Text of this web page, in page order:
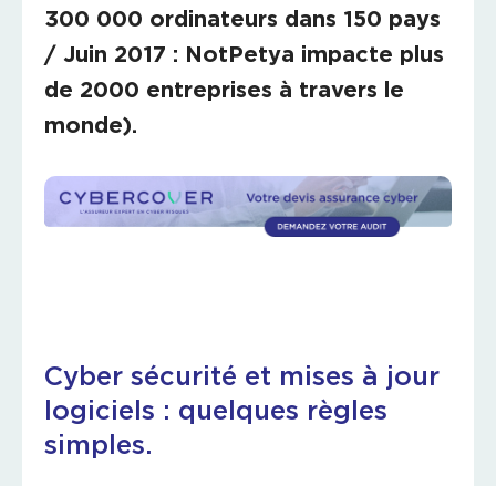
300 000 ordinateurs dans 150 pays
/ Juin 2017 : NotPetya impacte plus
de 2000 entreprises à travers le
monde).
Cyber sécurité et mises à jour
logiciels : quelques règles
simples.